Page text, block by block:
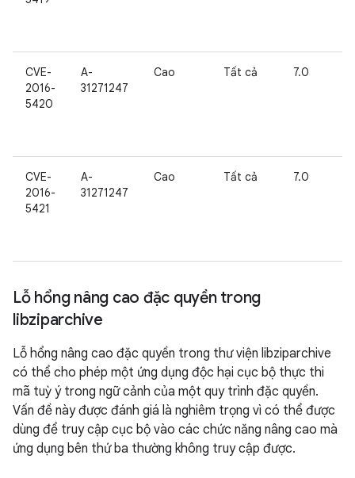
CVE-
2016-
5420
A-
31271247
Cao Tất cả 7.0
CVE-
2016-
5421
A-
31271247
Cao Tất cả 7.0
Lỗ hổng nâng cao đặc quyền trong
libziparchive
Lỗ hổng nâng cao đặc quyền trong thư viện libziparchive
có thể cho phép một ứng dụng độc hại cục bộ thực thi
mã tuỳ ý trong ngữ cảnh của một quy trình đặc quyền.
Vấn đề này được đánh giá là nghiêm trọng vì có thể được
dùng để truy cập cục bộ vào các chức năng nâng cao mà
ứng dụng bên thứ ba thường không truy cập được.